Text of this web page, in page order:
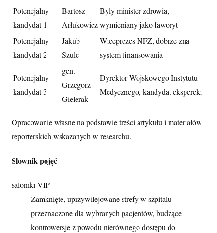
Potencjalny
kandydat 1
Bartosz
Arłukowicz
Były minister zdrowia,
wymieniany jako faworyt
Potencjalny
kandydat 2
Jakub
Szulc
Wiceprezes NFZ, dobrze zna
system finansowania
Potencjalny
kandydat 3
gen.
Grzegorz
Gielerak
Dyrektor Wojskowego Instytutu
Medycznego, kandydat ekspercki
Opracowanie własne na podstawie treści artykułu i materiałów
reporterskich wskazanych w researchu.
Słownik pojęć
saloniki VIP
Zamknięte, uprzywilejowane strefy w szpitalu
przeznaczone dla wybranych pacjentów, budzące
kontrowersje z powodu nierównego dostępu do